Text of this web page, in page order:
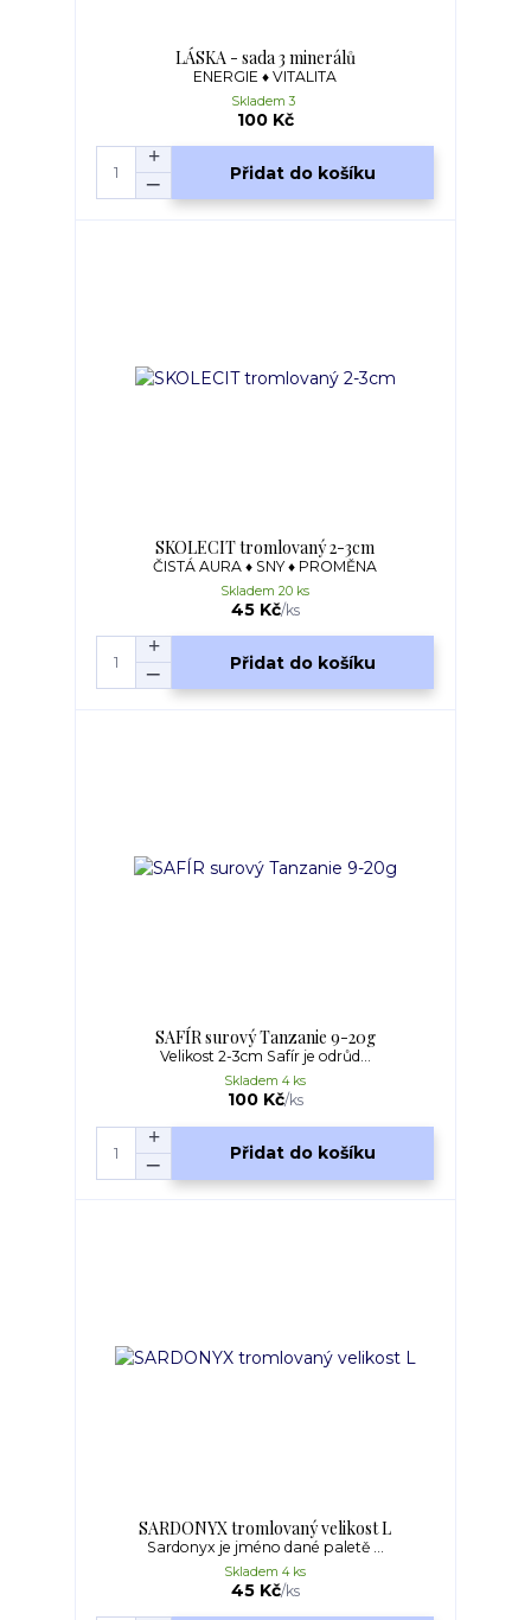
LÁSKA - sada 3 minerálů
ENERGIE ♦ VITALITA
100 Kč
Skladem 3
Přidat do košíku
SKOLECIT tromlovaný 2-3cm
ČISTÁ AURA ♦ SNY ♦ PROMĚNA
45 Kč/ks
Skladem 20 ks
Přidat do košíku
SAFÍR surový Tanzanie 9-20g
Velikost 2-3cm Safír je odrůd...
100 Kč/ks
Skladem 4 ks
Přidat do košíku
SARDONYX tromlovaný velikost L
Sardonyx je jméno dané paletě ...
45 Kč/ks
Skladem 4 ks